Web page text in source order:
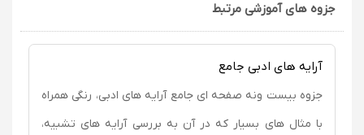
جزوه های آموزشی مرتبط
آرایه های ادبی جامع
جزوه بیست و‌نه صفحه ای جامع آرایه های ادبی، رنگی همراه
با مثال های بسیار که در آن به بررسی آرایه های تشبیه،